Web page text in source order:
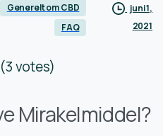
Generelt om CBD
FAQ
juni 1,
2021
votes)
Mirakelmiddel?